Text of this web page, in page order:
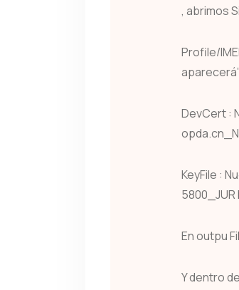
, abrimos
Profile/
DevCert :
KeyFile :
En outpu
Y dentro